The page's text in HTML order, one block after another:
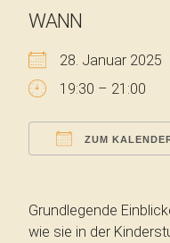
WANN
28. Januar 2025
19:30 – 21:00
ZUM
Grundlegende
wie sie in der